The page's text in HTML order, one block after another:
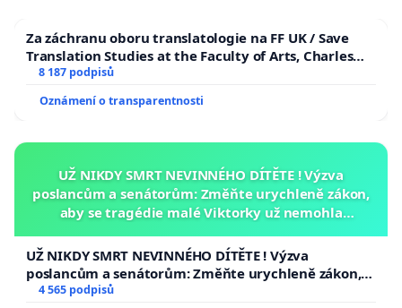
Za záchranu oboru translatologie na FF UK / Save
Translation Studies at the Faculty of Arts, Charles
University
8 187 podpisů
Oznámení o transparentnosti
UŽ NIKDY SMRT NEVINNÉHO DÍTĚTE ! Výzva
poslancům a senátorům: Změňte urychleně zákon,
aby se tragédie malé Viktorky už nemohla
UŽ NIKDY SMRT NEVINNÉHO DÍTĚTE ! Výzva
poslancům a senátorům: Změňte urychleně zákon,
aby se tragédie malé Viktorky už nemohla opakovat!
4 565 podpisů